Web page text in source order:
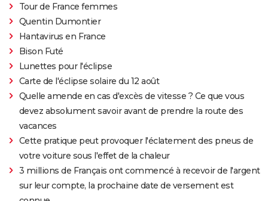
Tour de France femmes
Quentin Dumontier
Hantavirus en France
Bison Futé
Lunettes pour l'éclipse
Carte de l'éclipse solaire du 12 août
Quelle amende en cas d'excès de vitesse ? Ce que vous
devez absolument savoir avant de prendre la route des
vacances
Cette pratique peut provoquer l'éclatement des pneus de
votre voiture sous l'effet de la chaleur
3 millions de Français ont commencé à recevoir de l'argent
sur leur compte, la prochaine date de versement est